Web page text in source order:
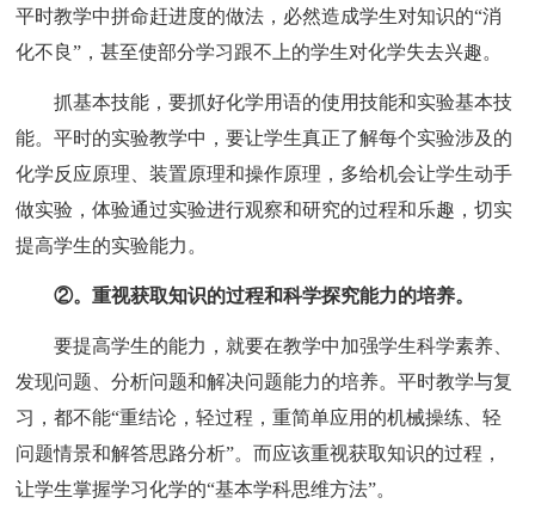
平时教学中拼命赶进度的做法，必然造成学生对知识的“消
化不良”，甚至使部分学习跟不上的学生对化学失去兴趣。
抓基本技能，要抓好化学用语的使用技能和实验基本技
能。平时的实验教学中，要让学生真正了解每个实验涉及的
化学反应原理、装置原理和操作原理，多给机会让学生动手
做实验，体验通过实验进行观察和研究的过程和乐趣，切实
提高学生的实验能力。
②。重视获取知识的过程和科学探究能力的培养。
要提高学生的能力，就要在教学中加强学生科学素养、
发现问题、分析问题和解决问题能力的培养。平时教学与复
习，都不能“重结论，轻过程，重简单应用的机械操练、轻
问题情景和解答思路分析”。而应该重视获取知识的过程，
让学生掌握学习化学的“基本学科思维方法”。